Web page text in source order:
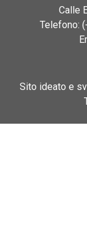
Calle
Telefono:
Sito ideato e